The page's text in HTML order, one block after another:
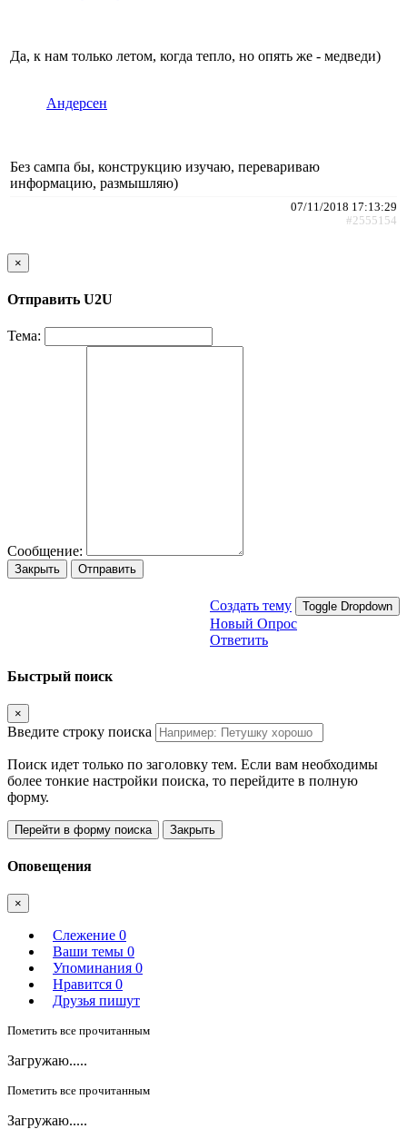
Да, к нам только летом, когда тепло, но опять же - медведи)
Андерсен
Без сампа бы, конструкцию изучаю, перевариваю
информацию, размышляю)
07/11/2018 17:13:29
#2555154
×
Отправить U2U
Тема:
Сообщение:
Закрыть Отправить
Создать тему Toggle Dropdown
Новый Опрос
Ответить
Быстрый поиск
×
Введите строку поиска
Поиск идет только по заголовку тем. Если вам необходимы
более тонкие настройки поиска, то перейдите в полную
форму.
Перейти в форму поиска Закрыть
Оповещения
×
Слежение 0
Ваши темы 0
Упоминания 0
Нравится 0
Друзья пишут
Пометить все прочитанным
Загружаю.....
Пометить все прочитанным
Загружаю.....